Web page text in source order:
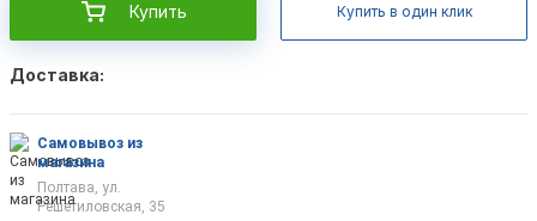
Купить Купить в один клик
Доставка:
Самовывоз из
магазина
Полтава, ул.
Решетиловская, 35